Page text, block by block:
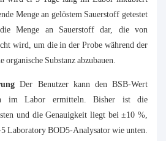
Menge an gelöstem Sauerstoff getestet
Menge an Sauerstoff dar, die von
wird, um die in der Probe während der
organische Substanz abzubauen.
Der Benutzer kann den BSB-Wert
im Labor ermitteln. Bisher ist die
und die Genauigkeit liegt bei ±10 %,
Laboratory BOD5-Analysator wie unten.